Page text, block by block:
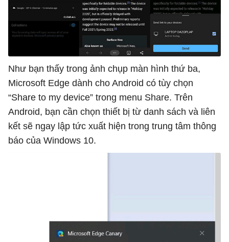
Như bạn thấy trong ảnh chụp màn hình thứ ba,
Microsoft Edge dành cho Android có tùy chọn
“Share to my device” trong menu Share. Trên
Android, bạn cần chọn thiết bị từ danh sách và liên
kết sẽ ngay lập tức xuất hiện trong trung tâm thông
báo của Windows 10.